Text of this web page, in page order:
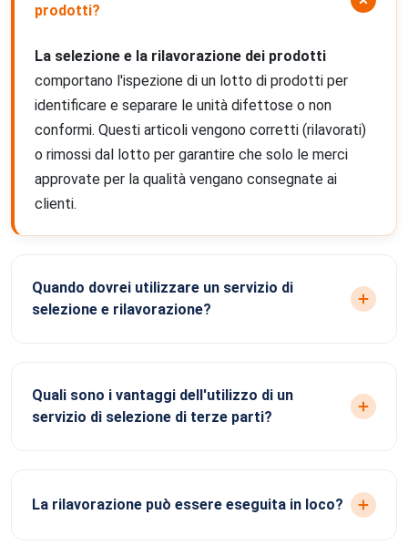
prodotti?
La selezione e la rilavorazione dei prodotti
comportano l'ispezione di un lotto di prodotti per
identificare e separare le unità difettose o non
conformi. Questi articoli vengono corretti (rilavorati)
o rimossi dal lotto per garantire che solo le merci
approvate per la qualità vengano consegnate ai
clienti.
Quando dovrei utilizzare un servizio di
selezione e rilavorazione?
Quali sono i vantaggi dell'utilizzo di un
servizio di selezione di terze parti?
La rilavorazione può essere eseguita in loco?